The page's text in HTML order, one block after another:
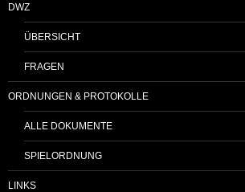
DWZ
ÜBERSICHT
FRAGEN
ORDNUNGEN & PROTOKOLLE
ALLE DOKUMENTE
SPIELORDNUNG
LINKS